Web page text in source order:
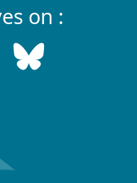
on :